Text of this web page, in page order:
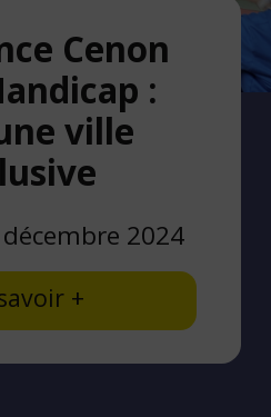
Cenon
:
ville
2024
+